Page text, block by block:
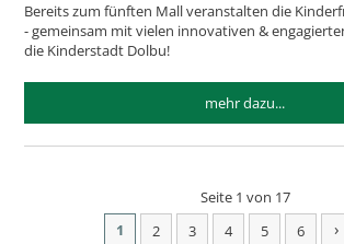
Bereits zum fünften Mall veranstalten die
- gemeinsam mit vielen innovativen &
die Kinderstadt Dolbu!
mehr dazu...
Seite 1 von 17
1
2 3 4 5 6 ›